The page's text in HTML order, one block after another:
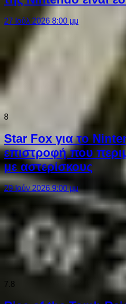
27 Ιούλ 2026 8:00 μμ
8
Star Fox για το
επιστροφή που
με αστερίσκους
29 Ιούν 2026 9:00 μμ
7.8